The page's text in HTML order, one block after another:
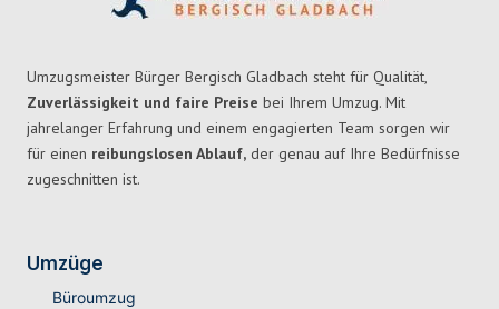
Umzugsmeister Bürger Bergisch Gladbach steht für Qualität,
Zuverlässigkeit und faire Preise bei Ihrem Umzug. Mit
jahrelanger Erfahrung und einem engagierten Team sorgen wir
für einen reibungslosen Ablauf, der genau auf Ihre Bedürfnisse
zugeschnitten ist.
Umzüge
Büroumzug